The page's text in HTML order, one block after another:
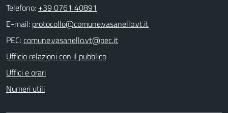
Telefono: +39 0761 40891
E-mail:
PEC:
Ufficio relazioni con il pubblico
Uffici e orari
Numeri utili